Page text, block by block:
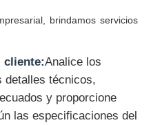
brindamos servicios
cliente:Analice los
detalles técnicos,
y proporcione
las especificaciones del